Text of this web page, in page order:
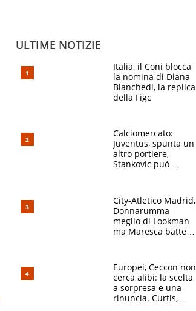
ULTIME NOTIZIE
Italia, il Coni blocca
la nomina di Diana
Bianchedi, la replica
della Figc
Calciomercato:
Juventus, spunta un
altro portiere,
Stankovic può
Mls
City-Atletico Madrid,
Donnarumma
meglio di Lookman
ma Maresca batte
Europei, Ceccon non
cerca alibi: la scelta
a sorpresa e una
rinuncia. Curtis,